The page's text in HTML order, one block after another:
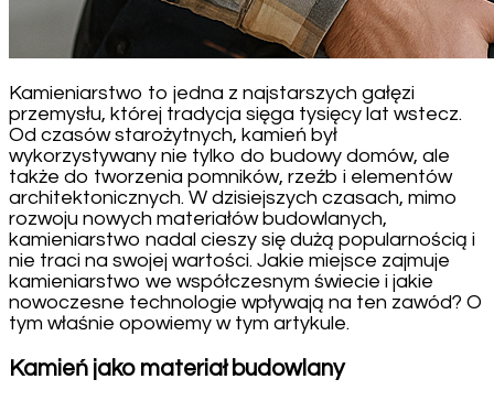
Kamieniarstwo to jedna z najstarszych gałęzi
przemysłu, której tradycja sięga tysięcy lat wstecz.
Od czasów starożytnych, kamień był
wykorzystywany nie tylko do budowy domów, ale
także do tworzenia pomników, rzeźb i elementów
architektonicznych. W dzisiejszych czasach, mimo
rozwoju nowych materiałów budowlanych,
kamieniarstwo nadal cieszy się dużą popularnością i
nie traci na swojej wartości. Jakie miejsce zajmuje
kamieniarstwo we współczesnym świecie i jakie
nowoczesne technologie wpływają na ten zawód? O
tym właśnie opowiemy w tym artykule.
Kamień jako materiał budowlany